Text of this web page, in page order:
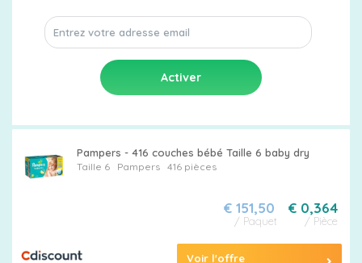
Pampers - 416 couches bébé Taille 6 baby dry
Taille 6 Pampers416 pièces
€ 0,364
/ Pièce
€ 151,50
/ Paquet
Voir l'offre